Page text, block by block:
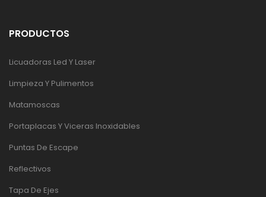
PRODUCTOS
Licuadoras Led Y Laser
Limpieza Y Pulimentos
Matamoscas
Portaplacas Y Viceras Inoxidables
Puntas De Escape
Reflectivos
Tapa De Ejes